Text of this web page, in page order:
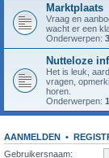
Marktplaats
Vraag en
wacht er een
Onderwerpen:
Nutteloze
Het is leuk,
vragen,
horen.
Onderwerpen:
AANMELDEN •
Gebruikersnaam: